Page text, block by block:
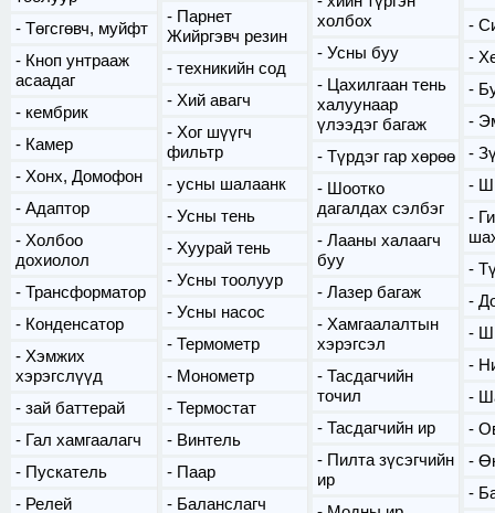
Төгсгөвч, муйфт
Кноп унтрааж
асаадаг
кембрик
Камер
Хонх, Домофон
Адаптор
Холбоо
дохиолол
Трансформатор
Конденсатор
Хэмжих
хэрэгслүүд
зай баттерай
Гал хамгаалагч
Пускатель
Релей
Парнет
Жийргэвч резин
техникийн сод
Хий авагч
Хог шүүгч
фильтр
усны шалаанк
Усны тень
Хуурай тень
Усны тоолуур
Усны насос
Термометр
Монометр
Термостат
Винтель
Паар
Баланслагч
холбох
Усны буу
Цахилгаан тень
халуунаар
үлээдэг багаж
Түрдэг гар хөрөө
Шоотко
дагалдах сэлбэг
Лааны халаагч
буу
Лазер багаж
Хамгаалалтын
хэрэгсэл
Тасдагчийн
точил
Тасдагчийн ир
Пилта зүсэгчийн
ир